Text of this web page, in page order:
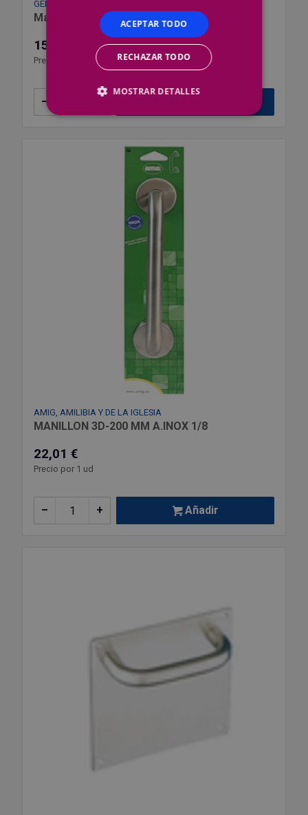
GENÉRICO
Manecilla Absa 40.01.01 Con Pes.13.00.02
15,25 €
Precio por 1 ud
–
AMIG, AMILIBIA Y DE LA IGLESIA
MANILLON 3D-200 MM A.INOX 1/8
22,01 €
Precio por 1 ud
+
– Añadir
ACEPTAR TODO
RECHAZAR TODO
MOSTRAR DETALLES